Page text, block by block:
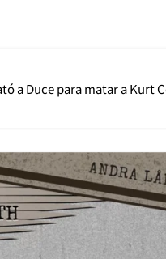
a Duce para matar a Kurt